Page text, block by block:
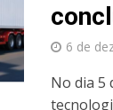
6 de
No dia 5